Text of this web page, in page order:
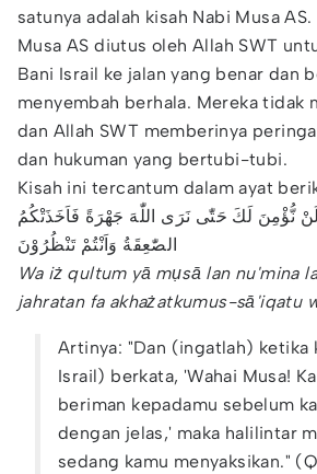
satunya adalah kisah Nabi Musa
Musa AS diutus oleh Allah SWT
Bani Israil ke jalan yang benar dan
menyembah berhala. Mereka tidak
dan Allah SWT memberinya
dan hukuman yang bertubi-tubi.
Kisah ini tercantum dalam ayat
نُّؤْمِنَ لَكَ حَتّٰى نَرَى اللّٰهَ جَهْرَةً فَاَخَذَتْكُمُ
الصّٰعِقَةُ وَاَنْتُمْ تَنْظُرُوْنَ
Wa iż qultum yā mụsā lan nu'mina
jahratan fa akhażatkumus-sā'iqatu
Artinya: "Dan (ingatlah) ketika
Israil) berkata, 'Wahai Musa!
beriman kepadamu sebelum
dengan jelas,' maka halilintar
sedang kamu menyaksikan."